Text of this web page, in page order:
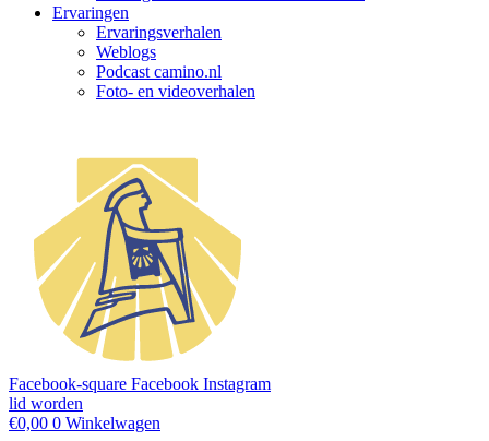
Ervaringen
Ervaringsverhalen
Weblogs
Podcast camino.nl
Foto- en videoverhalen
Facebook-square Facebook Instagram
lid worden
€0,00 0 Winkelwagen